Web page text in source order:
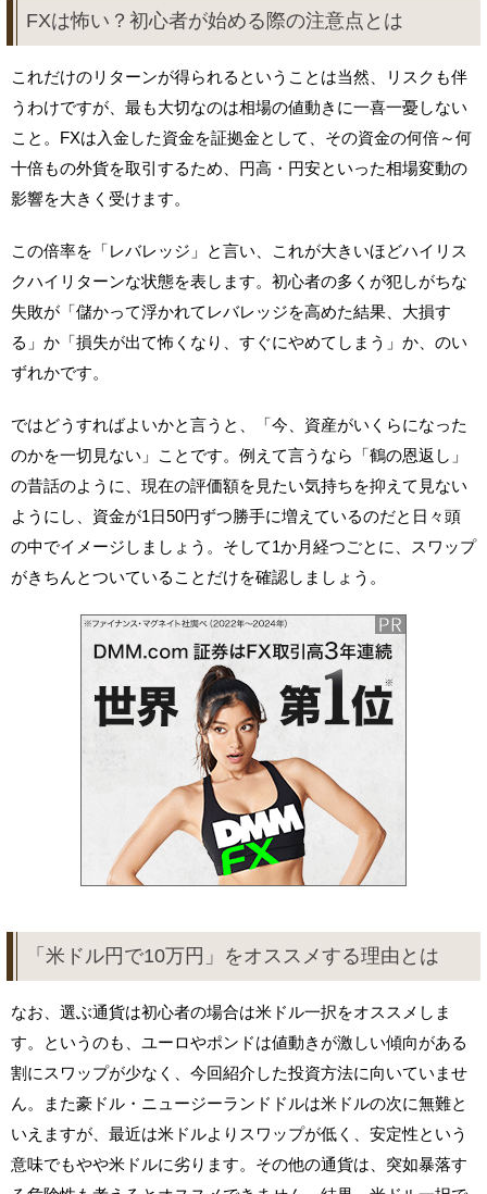
FXは怖い？初心者が始める際の注意点とは
これだけのリターンが得られるということは当然、リスクも伴
うわけですが、最も大切なのは相場の値動きに一喜一憂しない
こと。FXは入金した資金を証拠金として、その資金の何倍～何
十倍もの外貨を取引するため、円高・円安といった相場変動の
影響を大きく受けます。
この倍率を「レバレッジ」と言い、これが大きいほどハイリス
クハイリターンな状態を表します。初心者の多くが犯しがちな
失敗が「儲かって浮かれてレバレッジを高めた結果、大損す
る」か「損失が出て怖くなり、すぐにやめてしまう」か、のい
ずれかです。
ではどうすればよいかと言うと、「今、資産がいくらになった
のかを一切見ない」ことです。例えて言うなら「鶴の恩返し」
の昔話のように、現在の評価額を見たい気持ちを抑えて見ない
ようにし、資金が1日50円ずつ勝手に増えているのだと日々頭
の中でイメージしましょう。そして1か月経つごとに、スワップ
がきちんとついていることだけを確認しましょう。
「米ドル円で10万円」をオススメする理由とは
なお、選ぶ通貨は初心者の場合は米ドル一択をオススメしま
す。というのも、ユーロやポンドは値動きが激しい傾向がある
割にスワップが少なく、今回紹介した投資方法に向いていませ
ん。また豪ドル・ニュージーランドドルは米ドルの次に無難と
いえますが、最近は米ドルよりスワップが低く、安定性という
意味でもやや米ドルに劣ります。その他の通貨は、突如暴落す